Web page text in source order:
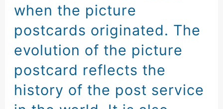
when the picture
postcards originated. The
evolution of the picture
postcard reflects the
history of the post service